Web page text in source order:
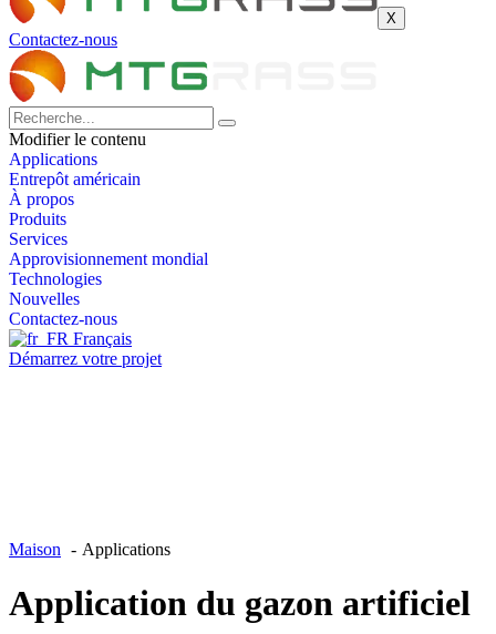
X
Contactez-nous
Modifier le contenu
Applications
Entrepôt américain
À propos
Produits
Services
Approvisionnement mondial
Technologies
Nouvelles
Contactez-nous
Français
Démarrez votre projet
Maison Applications
Application du gazon artificiel